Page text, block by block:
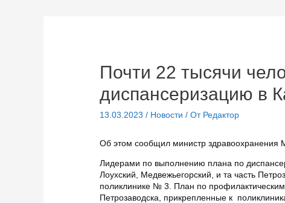
Почти 22 тысячи
диспансеризацию в
13.03.2023 / Новости / От Редактор
Об этом сообщил министр здравоохранения
Лидерами по выполнению плана по
Лоухский, Медвежьегорский, и та часть
поликлинике № 3. План по
Петрозаводска, прикрепленные к